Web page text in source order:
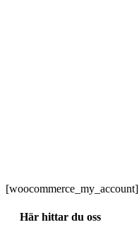
[woocommerce_my_account]
Här hittar du oss